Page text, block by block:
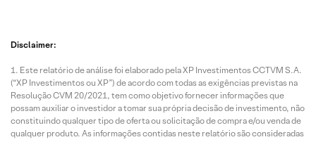
Disclaimer:
Este relatório de análise foi elaborado pela XP Investimentos CCTVM S.A.
(“XP Investimentos ou XP”) de acordo com todas as exigências previstas na
Resolução CVM 20/2021, tem como objetivo fornecer informações que
possam auxiliar o investidor a tomar sua própria decisão de investimento, não
constituindo qualquer tipo de oferta ou solicitação de compra e/ou venda de
qualquer produto. As informações contidas neste relatório são consideradas